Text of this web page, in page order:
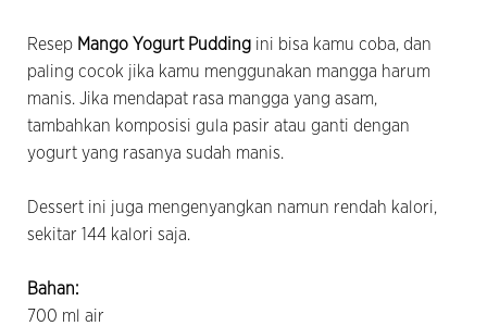
Resep Mango Yogurt Pudding ini bisa kamu coba, dan
paling cocok jika kamu menggunakan mangga harum
manis. Jika mendapat rasa mangga yang asam,
tambahkan komposisi gula pasir atau ganti dengan
yogurt yang rasanya sudah manis.
Dessert ini juga mengenyangkan namun rendah kalori,
sekitar 144 kalori saja.
Bahan:
700 ml air